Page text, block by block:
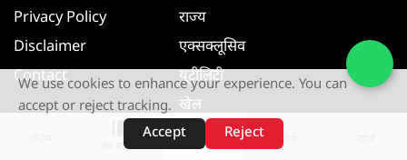
वेब स्टोरीज़
Privacy Policy
Disclaimer
Contact
राज्य
एक्सक्लूसिव
यूटीलिटी
खेल
मनोरंजन
We use cookies to enhance your experience. You can
accept or reject tracking.
Accept
Reject